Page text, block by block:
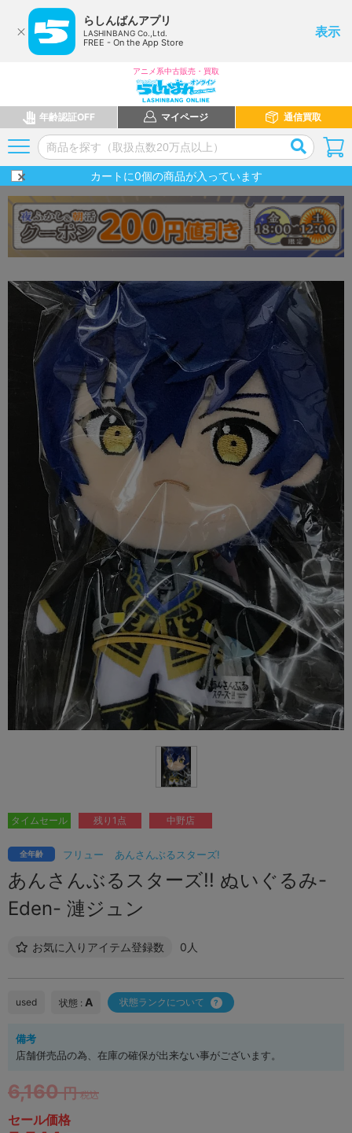
らしんばんアプリ
LASHINBANG Co.,Ltd.
FREE - On the App Store
表示
アニメ系中古販売・買取
年齢認証OFF マイページ 通信買取
カートに0個の商品が入っています
フリュー あんさんぶるスターズ!
全年齢
あんさんぶるスターズ!! ぬいぐるみ-
Eden- 漣ジュン
お気に入りアイテム登録数 0人
タイムセール 残り1点 中野店
used 状態 : A 状態ランクについて
備考
店舗併売品の為、在庫の確保が出来ない事がございます。
6,160 円 税込
セール価格